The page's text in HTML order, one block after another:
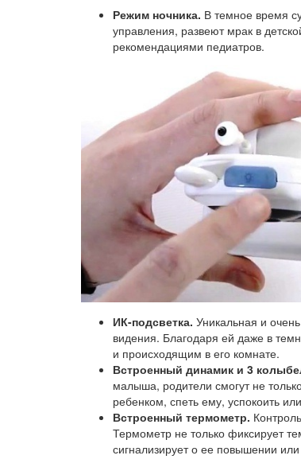
Режим ночника. В темное время
управления, развеют мрак в
рекомендациями педиатров.
ИК-подсветка. Уникальная и
видения. Благодаря ей даже в
и происходящим в его комнате.
Встроенный динамик и 3
малыша, родители смогут не
ребенком, спеть ему, успокоить
Встроенный термометр.
Термометр не только фиксирует
сигнализирует о ее повышении